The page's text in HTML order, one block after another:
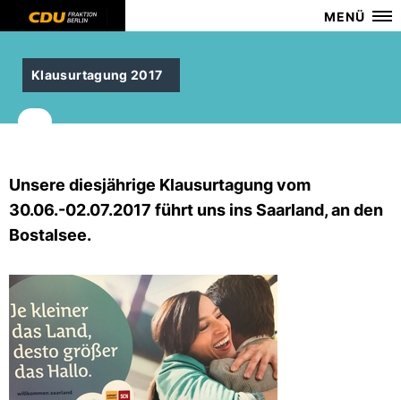
MENÜ
Klausurtagung 2017
Unsere diesjährige Klausurtagung vom
30.06.-02.07.2017 führt uns ins Saarland, an den
Bostalsee.